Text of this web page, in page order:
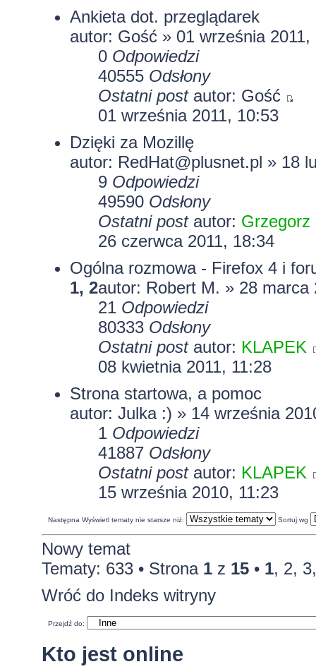
Ankieta dot. przeglądarek
autor: Gość » 01 września 2011,
0 Odpowiedzi
40555 Odsłony
Ostatni post autor: Gość
01 września 2011, 10:53
Dzięki za Mozillę
autor: RedHat@plusnet.pl » 18
9 Odpowiedzi
49590 Odsłony
Ostatni post autor: Grzegorz
26 czerwca 2011, 18:34
Ogólna rozmowa - Firefox 4 i
1, 2autor: Robert M. » 28 marca
21 Odpowiedzi
80333 Odsłony
Ostatni post autor: KLAPEK
08 kwietnia 2011, 11:28
Strona startowa, a pomoc
autor: Julka :) » 14 września
1 Odpowiedzi
41887 Odsłony
Ostatni post autor: KLAPEK
15 września 2010, 11:23
Następna Wyświetl tematy nie starsze niż: Sortuj wg
Nowy temat
Tematy: 633 • Strona 1z 15• 1, 2, 3
Wróć do Indeks witryny
Przejdź do:
Kto jest online